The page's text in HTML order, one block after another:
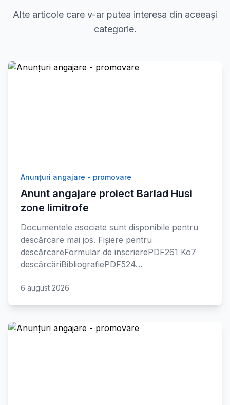
Alte articole care v-ar putea interesa din aceeași
categorie.
Anunțuri angajare - promovare
Anunt angajare proiect Barlad Husi
zone limitrofe
Documentele asociate sunt disponibile pentru
descărcare mai jos. Fișiere pentru
descărcareFormular de inscrierePDF261 Ko7
descărcăriBibliografiePDF524…
6 august 2026